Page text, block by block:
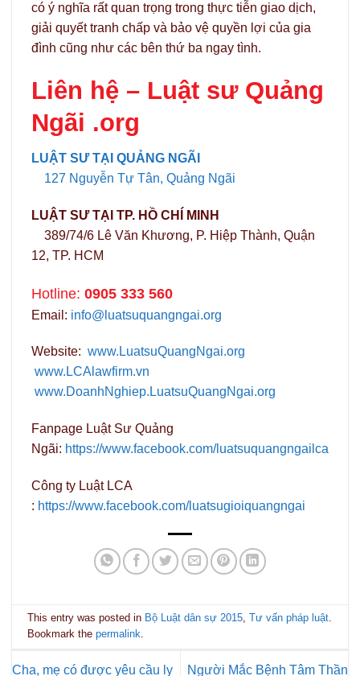
có ý nghĩa rất quan trọng trong thực tiễn giao dịch,
giải quyết tranh chấp và bảo vệ quyền lợi của gia
đình cũng như các bên thứ ba ngay tình.
Liên hệ – Luật sư Quảng
Ngãi .org
LUẬT SƯ TẠI QUẢNG NGÃI
127 Nguyễn Tự Tân, Quảng Ngãi
LUẬT SƯ TẠI TP. HỒ CHÍ MINH
389/74/6 Lê Văn Khương, P. Hiệp Thành, Quận
12, TP. HCM
Hotline: 0905 333 560
Email: info@luatsuquangngai.org
Website: www.LuatsuQuangNgai.org
www.LCAlawfirm.vn
www.DoanhNghiep.LuatsuQuangNgai.org
Fanpage Luật Sư Quảng
Ngãi: https://www.facebook.com/luatsuquangngailca
Công ty Luật LCA
: https://www.facebook.com/luatsugioiquangngai
This entry was posted in Bộ Luật dân sự 2015,Tư vấn pháp luật.
Bookmark thepermalink.
Cha, mẹ có được yêu cầu ly Người Mắc Bệnh Tâm Thần